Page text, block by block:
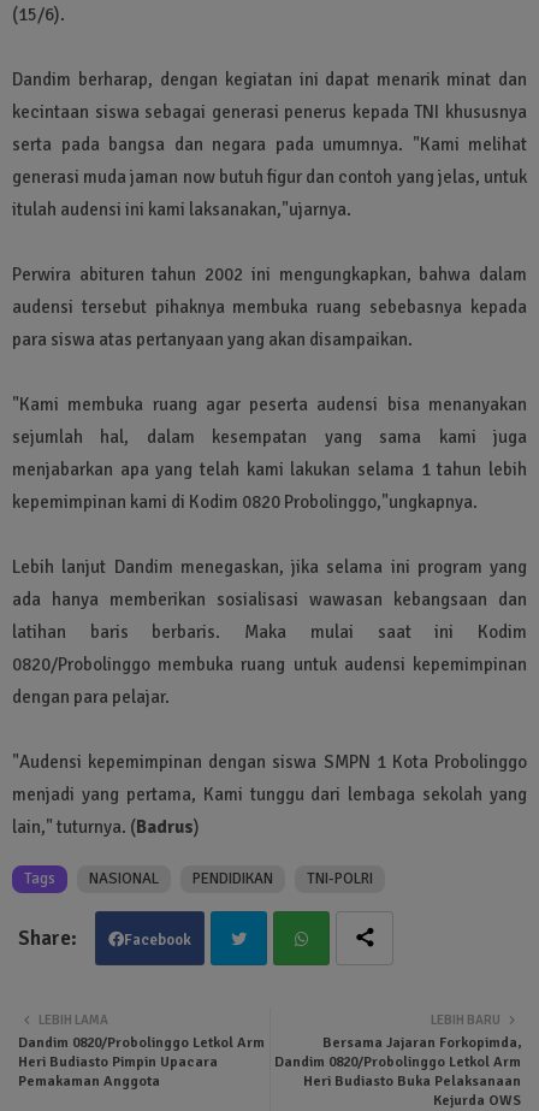
(15/6).
Dandim berharap, dengan kegiatan ini dapat menarik minat dan
kecintaan siswa sebagai generasi penerus kepada TNI khususnya
serta pada bangsa dan negara pada umumnya. "Kami melihat
generasi muda jaman now butuh figur dan contoh yang jelas, untuk
itulah audensi ini kami laksanakan,"ujarnya.
Perwira abituren tahun 2002 ini mengungkapkan, bahwa dalam
audensi tersebut pihaknya membuka ruang sebebasnya kepada
para siswa atas pertanyaan yang akan disampaikan.
"Kami membuka ruang agar peserta audensi bisa menanyakan
sejumlah hal, dalam kesempatan yang sama kami juga
menjabarkan apa yang telah kami lakukan selama 1 tahun lebih
kepemimpinan kami di Kodim 0820 Probolinggo,"ungkapnya.
Lebih lanjut Dandim menegaskan, jika selama ini program yang
ada hanya memberikan sosialisasi wawasan kebangsaan dan
latihan baris berbaris. Maka mulai saat ini Kodim
0820/Probolinggo membuka ruang untuk audensi kepemimpinan
dengan para pelajar.
"Audensi kepemimpinan dengan siswa SMPN 1 Kota Probolinggo
menjadi yang pertama, Kami tunggu dari lembaga sekolah yang
lain," tuturnya. (Badrus)
Tags NASIONAL PENDIDIKAN TNI-POLRI
Facebook
ter
LEBIH BARU
Bersama Jajaran Forkopimda,
Dandim 0820/Probolinggo Letkol Arm
Heri Budiasto Buka Pelaksanaan
Kejurda OWS
LEBIH LAMA
Dandim 0820/Probolinggo Letkol Arm
Heri Budiasto Pimpin Upacara
Pemakaman Anggota